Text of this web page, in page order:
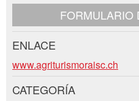
Mensaje:
FORMULARIO
Contacto
ENLACE
www.agriturismoraisc.ch
CATEGORÍA